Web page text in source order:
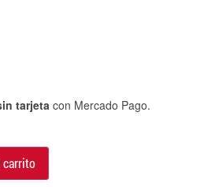
tarjeta con Mercado Pago.
carrito